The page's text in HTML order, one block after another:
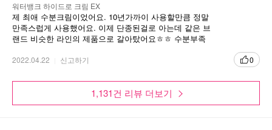
워터뱅크 하이드로 크림 EX
제 최애 수분크림이었어요. 10년가까이 사용할만큼 정말
만족스럽게 사용했어요. 이제 단종된걸로 아는데 같은 브
랜드 비슷한 라인의 제품으로 갈아탔어요ㅎㅎ 수분부족
촉한 수분크림이에요~
2022.04.22 신고하기 0
1,131건 리뷰 더보기